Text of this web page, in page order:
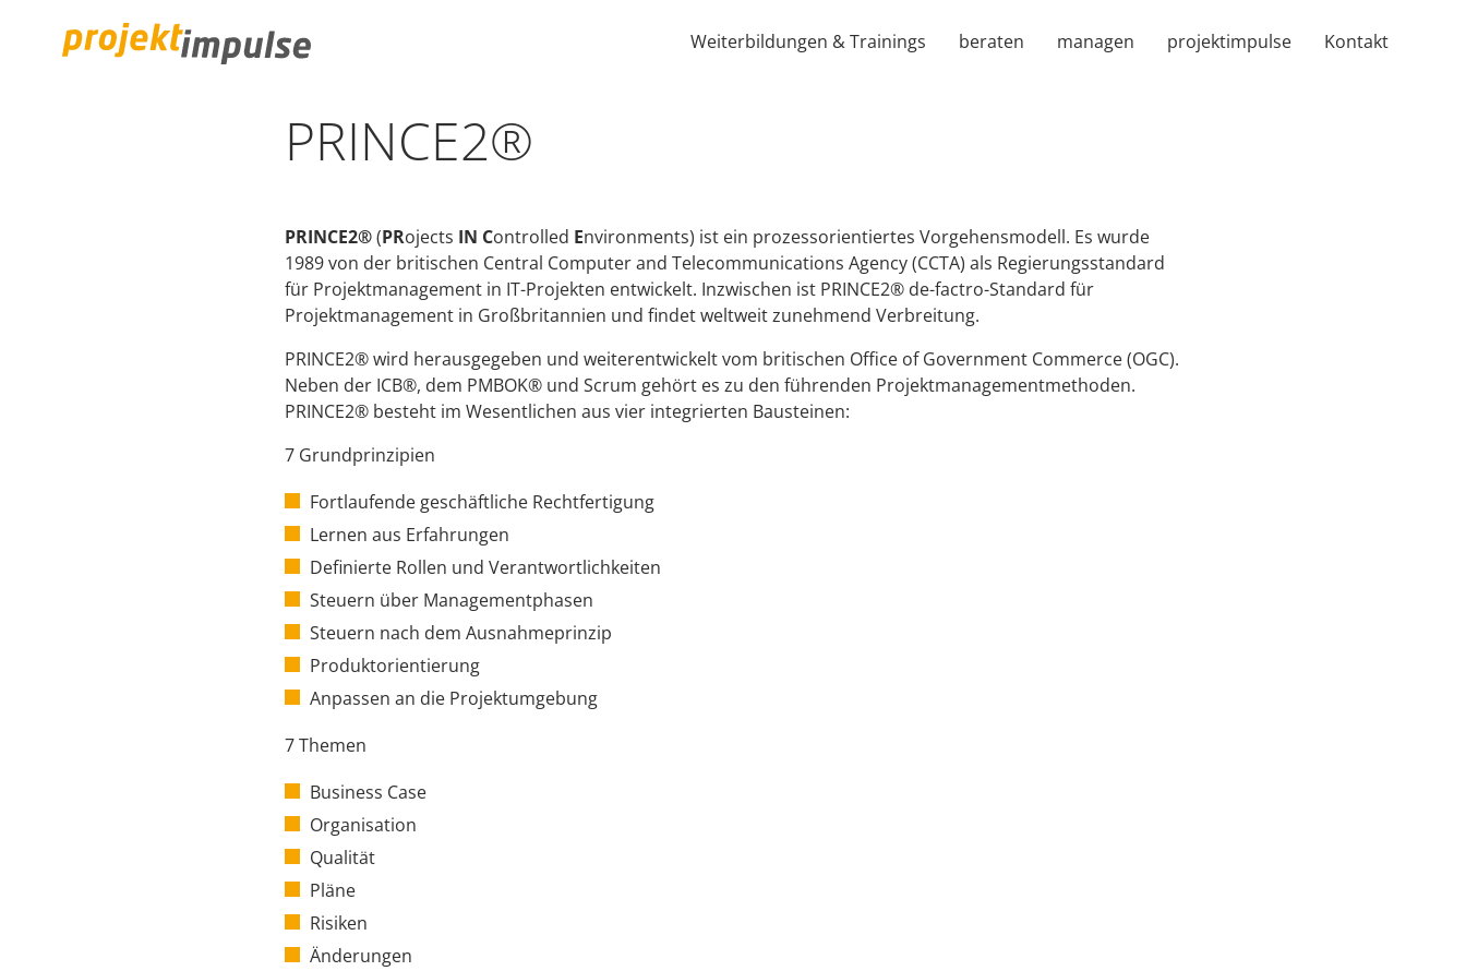
Weiterbildungen & Trainings beraten managen projektimpulse Kontakt
PRINCE2®
PRINCE2®(PRojects IN Controlled Environments) ist ein prozessorientiertes Vorgehensmodell. Es wurde
1989 von der britischen Central Computer and Telecommunications Agency (CCTA) als Regierungsstandard
für Projektmanagement in IT-Projekten entwickelt. Inzwischen ist PRINCE2® de-factro-Standard für
Projektmanagement in Großbritannien und findet weltweit zunehmend Verbreitung.
PRINCE2® wird herausgegeben und weiterentwickelt vom britischen Office of Government Commerce (OGC).
Neben der ICB®, dem PMBOK® und Scrum gehört es zu den führenden Projektmanagementmethoden.
PRINCE2® besteht im Wesentlichen aus vier integrierten Bausteinen:
7 Grundprinzipien
Fortlaufende geschäftliche Rechtfertigung
Lernen aus Erfahrungen
Definierte Rollen und Verantwortlichkeiten
Steuern über Managementphasen
Steuern nach dem Ausnahmeprinzip
Produktorientierung
Anpassen an die Projektumgebung
7 Themen
Business Case
Organisation
Qualität
Pläne
Risiken
Änderungen